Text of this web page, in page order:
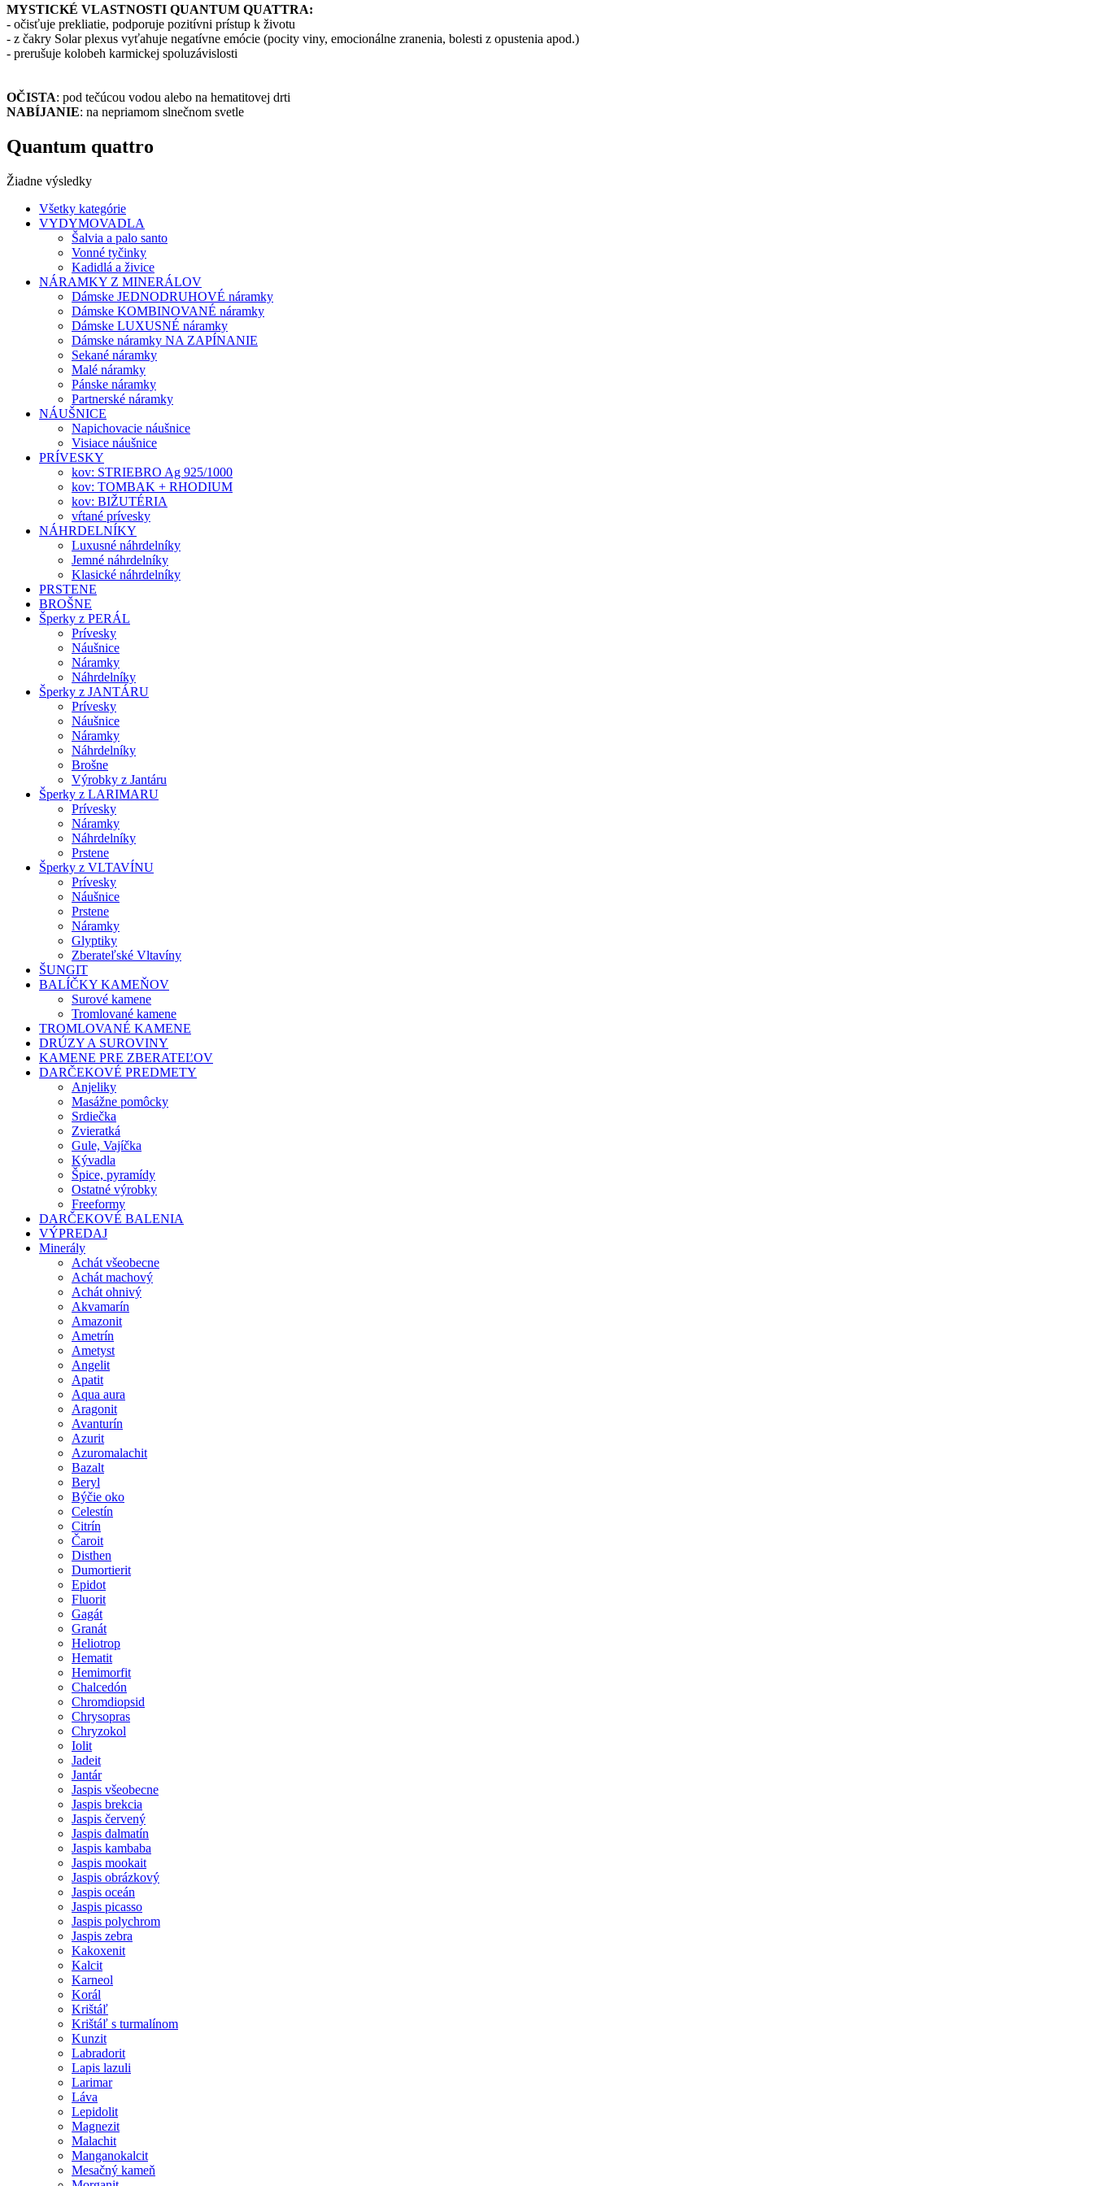
MYSTICKÉ VLASTNOSTI QUANTUM QUATTRA:
- očisťuje prekliatie, podporuje pozitívni prístup k životu
- z čakry Solar plexus vyťahuje negatívne emócie (pocity viny, emocionálne zranenia, bolesti z opustenia apod.)
- prerušuje kolobeh karmickej spoluzávislosti
OČISTA: pod tečúcou vodou alebo na hematitovej drti
NABÍJANIE: na nepriamom slnečnom svetle
Quantum quattro
Žiadne výsledky
Všetky kategórie
VYDYMOVADLA
Šalvia a palo santo
Vonné tyčinky
Kadidlá a živice
NÁRAMKY Z MINERÁLOV
Dámske JEDNODRUHOVÉ náramky
Dámske KOMBINOVANÉ náramky
Dámske LUXUSNÉ náramky
Dámske náramky NA ZAPÍNANIE
Sekané náramky
Malé náramky
Pánske náramky
Partnerské náramky
NÁUŠNICE
Napichovacie náušnice
Visiace náušnice
PRÍVESKY
kov: STRIEBRO Ag 925/1000
kov: TOMBAK + RHODIUM
kov: BIŽUTÉRIA
vŕtané prívesky
NÁHRDELNÍKY
Luxusné náhrdelníky
Jemné náhrdelníky
Klasické náhrdelníky
PRSTENE
BROŠNE
Šperky z PERÁL
Prívesky
Náušnice
Náramky
Náhrdelníky
Šperky z JANTÁRU
Prívesky
Náušnice
Náramky
Náhrdelníky
Brošne
Výrobky z Jantáru
Šperky z LARIMARU
Prívesky
Náramky
Náhrdelníky
Prstene
Šperky z VLTAVÍNU
Prívesky
Náušnice
Prstene
Náramky
Glyptiky
Zberateľské Vltavíny
ŠUNGIT
BALÍČKY KAMEŇOV
Surové kamene
Tromlované kamene
TROMLOVANÉ KAMENE
DRÚZY A SUROVINY
KAMENE PRE ZBERATEĽOV
DARČEKOVÉ PREDMETY
Anjeliky
Masážne pomôcky
Srdiečka
Zvieratká
Gule, Vajíčka
Kývadla
Špice, pyramídy
Ostatné výrobky
Freeformy
DARČEKOVÉ BALENIA
VÝPREDAJ
Minerály
Achát všeobecne
Achát machový
Achát ohnivý
Akvamarín
Amazonit
Ametrín
Ametyst
Angelit
Apatit
Aqua aura
Aragonit
Avanturín
Azurit
Azuromalachit
Bazalt
Beryl
Býčie oko
Celestín
Citrín
Čaroit
Disthen
Dumortierit
Epidot
Fluorit
Gagát
Granát
Heliotrop
Hematit
Hemimorfit
Chalcedón
Chromdiopsid
Chrysopras
Chryzokol
Iolit
Jadeit
Jantár
Jaspis všeobecne
Jaspis brekcia
Jaspis červený
Jaspis dalmatín
Jaspis kambaba
Jaspis mookait
Jaspis obrázkový
Jaspis oceán
Jaspis picasso
Jaspis polychrom
Jaspis zebra
Kakoxenit
Kalcit
Karneol
Korál
Krištáľ
Krištáľ s turmalínom
Kunzit
Labradorit
Lapis lazuli
Larimar
Láva
Lepidolit
Magnezit
Malachit
Manganokalcit
Mesačný kameň